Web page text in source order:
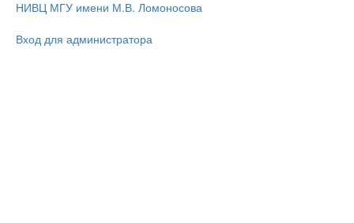
НИВЦ МГУ имени М.В. Ломоносова
Вход для администратора